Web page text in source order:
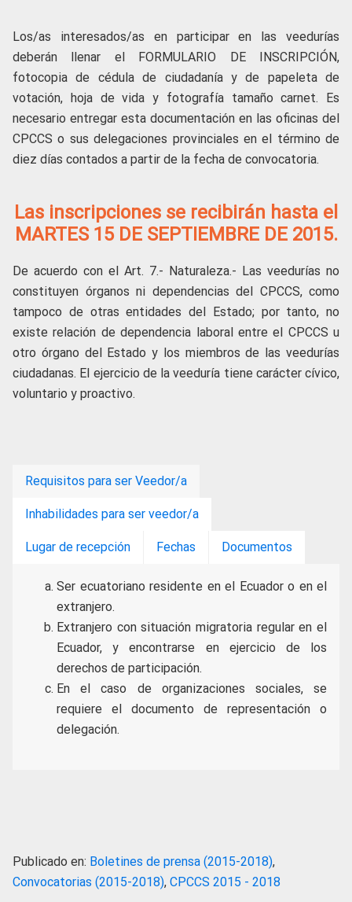
Los/as interesados/as en participar en las veedurías
deberán llenar el FORMULARIO DE INSCRIPCIÓN,
fotocopia de cédula de ciudadanía y de papeleta de
votación, hoja de vida y fotografía tamaño carnet. Es
necesario entregar esta documentación en las oficinas del
CPCCS o sus delegaciones provinciales en el término de
diez días contados a partir de la fecha de convocatoria.
Las inscripciones se recibirán hasta el
MARTES 15 DE SEPTIEMBRE DE 2015.
De acuerdo con el Art. 7.- Naturaleza.- Las veedurías no
constituyen órganos ni dependencias del CPCCS, como
tampoco de otras entidades del Estado; por tanto, no
existe relación de dependencia laboral entre el CPCCS u
otro órgano del Estado y los miembros de las veedurías
ciudadanas. El ejercicio de la veeduría tiene carácter cívico,
voluntario y proactivo.
Requisitos para ser Veedor/a
Inhabilidades para ser veedor/a
Lugar de recepción Fechas Documentos
Ser ecuatoriano residente en el Ecuador o en el
extranjero.
Extranjero con situación migratoria regular en el
Ecuador, y encontrarse en ejercicio de los
derechos de participación.
En el caso de organizaciones sociales, se
requiere el documento de representación o
delegación.
Publicado en: Boletines de prensa (2015-2018),
Convocatorias (2015-2018), CPCCS 2015 - 2018